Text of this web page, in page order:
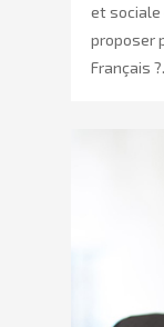
et sociale
proposer
Français